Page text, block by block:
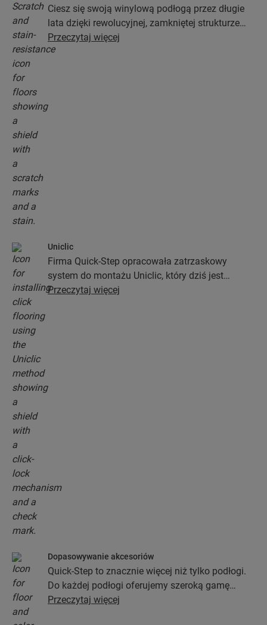
Ciesz się swoją winylową podłogą przez długie
lata dzięki rewolucyjnej, zamkniętej strukturze
wierzchniej warstwy opartej na technologiach
Stain Guard i Scratch Guard. Powłoka ta chroni
Przeczytaj więcej
Uniclic
Firma Quick-Step opracowała zatrzaskowy
system do montażu Uniclic, który dziś jest
standardowym systemem stosowanym przy
Przeczytaj więcej
Dopasowywanie akcesoriów
Quick-Step to znacznie więcej niż tylko podłogi.
Do każdej podłogi oferujemy szeroką gamę
akcesoriów włącznie z podkładami, profilami
Przeczytaj więcej